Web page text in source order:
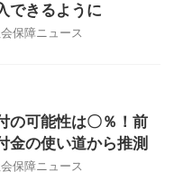
できるように
保障ニュース
の可能性は〇％！前
金の使い道から推測
保障ニュース